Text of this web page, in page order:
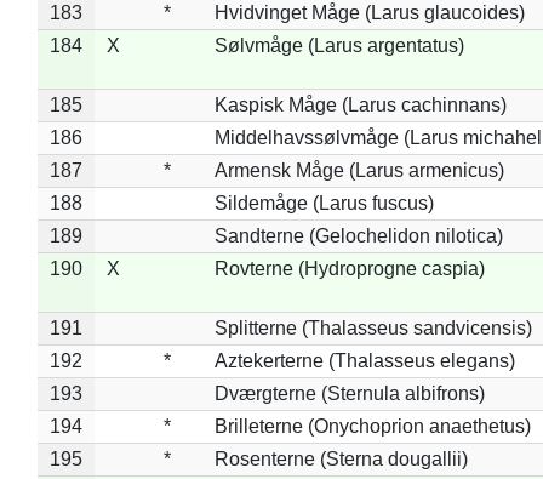
183
*
Hvidvinget Måge (Larus glaucoides)
184
X Sølvmåge (Larus argentatus)
185
Kaspisk Måge (Larus cachinnans)
186
Middelhavssølvmåge (Larus
187
*
Armensk Måge (Larus armenicus)
188
Sildemåge (Larus fuscus)
189
Sandterne (Gelochelidon nilotica)
190
X Rovterne (Hydroprogne caspia)
191
Splitterne (Thalasseus sandvicensis)
192
*
Aztekerterne (Thalasseus elegans)
193
Dværgterne (Sternula albifrons)
194
*
Brilleterne (Onychoprion anaethetus)
195
*
Rosenterne (Sterna dougallii)